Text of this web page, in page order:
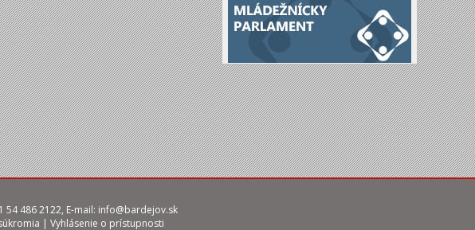
486 2122, E-mail: info@bardejov.sk
| Vyhlásenie o prístupnosti